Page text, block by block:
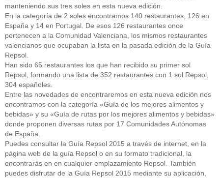
manteniendo sus tres soles en esta nueva edición.
En la categoría de 2 soles encontramos 140 restaurantes, 126 en
España y 14 en Portugal. De esos 126 restaurantes once
pertenecen a la Comunidad Valenciana, los mismos restaurantes
valencianos que ocupaban la lista en la pasada edición de la Guía
Repsol.
Han sido 65 restaurantes los que han recibido su primer sol
Repsol, formando una lista de 352 restaurantes con 1 sol Repsol,
304 españoles.
Entre las novedades de encontraremos en esta nueva edición nos
encontramos con la categoría «Guía de los mejores alimentos y
bebidas» y su «Guía de rutas por los mejores alimentos y bebidas»
donde proponen diversas rutas por 17 Comunidades Autónomas
de España.
Puedes consultar la Guía Repsol 2015 a través de internet, en la
página web de la guía Repsol o en su formato tradicional, la
encontrarás en en cualquier emplazamiento Repsol. También
puedes disfrutar de la Guía Repsol 2015 mediante su aplicación,